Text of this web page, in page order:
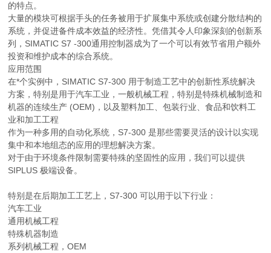
的特点。
大量的模块可根据手头的任务被用于扩展集中系统或创建分散结构的
系统，并促进备件成本效益的经济性。凭借其令人印象深刻的创新系
列，SIMATIC S7 -300通用控制器成为了一个可以有效节省用户额外
投资和维护成本的综合系统。
应用范围
在*个实例中，SIMATIC S7-300 用于制造工艺中的创新性系统解决
方案，特别是用于汽车工业，一般机械工程，特别是特殊机械制造和
机器的连续生产 (OEM)，以及塑料加工、包装行业、食品和饮料工
业和加工工程
作为一种多用的自动化系统，S7-300 是那些需要灵活的设计以实现
集中和本地组态的应用的理想解决方案。
对于由于环境条件限制需要特殊的坚固性的应用，我们可以提供
SIPLUS 极端设备。
特别是在后期加工工艺上，S7-300 可以用于以下行业：
汽车工业
通用机械工程
特殊机器制造
系列机械工程，OEM